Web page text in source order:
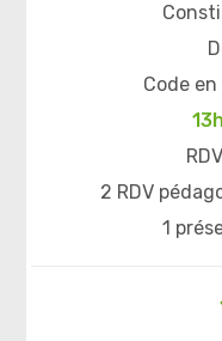
Code
2 RDV
1